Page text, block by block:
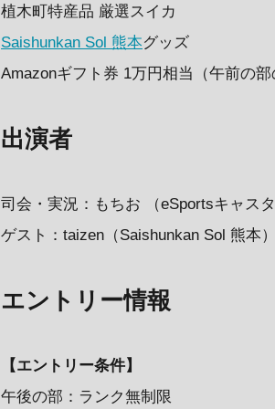
植木町特産品 厳選スイカ
Saishunkan Sol 熊本グッズ
Amazonギフト券 1万円相当（午前の部
出演者
司会・実況：もちお （eSportsキャスタ
ゲスト：taizen（Saishunkan Sol 熊本）
エントリー情報
【エントリー条件】
午後の部：ランク無制限